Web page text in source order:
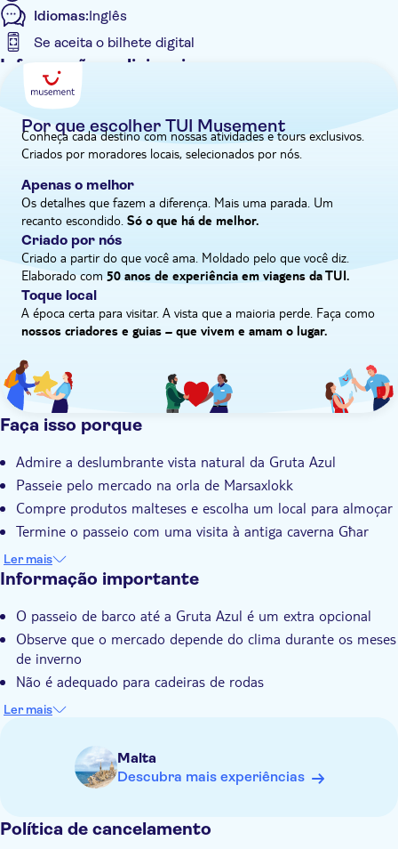
tempo para compras e almoço, terminaremos o dia com uma
viagem à caverna Għar Dalam, onde a evidência mais antiga da
presença humana em Malta, com cerca de 7.400 anos, foi
descoberta por arqueólogos.
Idiomas:Inglês
Se aceita o bilhete digital
Informações adicionais
Tour guiado
Confirmação instantânea
Voucher eletrônico
Por que escolher TUI Musement
Conheça cada destino com nossas atividades e tours exclusivos.
Criados por moradores locais, selecionados por nós.
Apenas o melhor
Os detalhes que fazem a diferença. Mais uma parada. Um
recanto escondido. Só o que há de melhor.
Criado por nós
Criado a partir do que você ama. Moldado pelo que você diz.
Elaborado com 50 anos de experiência em viagens da TUI.
Toque local
A época certa para visitar. A vista que a maioria perde. Faça como
nossos criadores e guias – que vivem e amam o lugar.
Faça isso porque
Admire a deslumbrante vista natural da Gruta Azul
Passeie pelo mercado na orla de Marsaxlokk
Compre produtos malteses e escolha um local para almoçar
Termine o passeio com uma visita à antiga caverna Għar
Dalam
Guia local especializado com conhecimento inigualável de
Ler mais
Informação importante
O passeio de barco até a Gruta Azul é um extra opcional
Observe que o mercado depende do clima durante os meses
de inverno
Não é adequado para cadeiras de rodas
Não é adequado para hóspedes com mobilidade reduzida
Traga calçado adequado
Traga dinheiro para extras ou gratificações
Guia de língua inglesa para todas as nacionalidades
Ler mais
Malta
Descubra mais experiências
Política de cancelamento